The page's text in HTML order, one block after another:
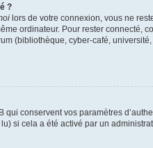
?
lors de votre connexion, vous ne
ordinateur. Pour rester connecté,
(bibliothèque, cyber-café,
conservent vos paramètres
si cela a été activé par un